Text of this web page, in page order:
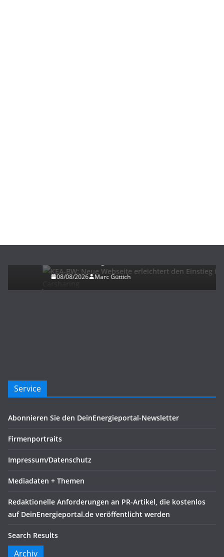
08/08/2026 Marc Güttich
Service
Abonnieren Sie den DeinEnergieportal-Newsletter
Firmenportraits
Impressum/Datenschutz
Mediadaten + Themen
Redaktionelle Anforderungen an PR-Artikel, die kostenlos
auf DeinEnergieportal.de veröffentlicht werden
Search Results
Archiv